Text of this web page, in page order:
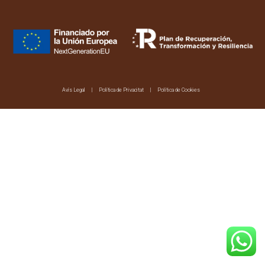
Avís Legal Política de Privacitat Política de Cookies